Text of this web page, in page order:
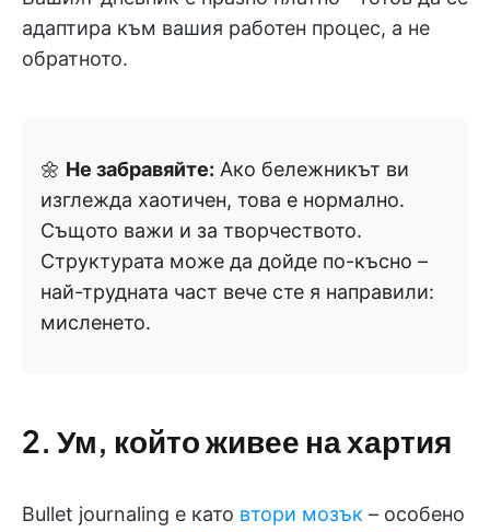
адаптира към вашия работен процес, а не
обратното.
🌼 Не забравяйте: Ако бележникът ви
изглежда хаотичен, това е нормално.
Същото важи и за творчеството.
Структурата може да дойде по-късно –
най-трудната част вече сте я направили:
мисленето.
2. Ум, който живее на хартия
Bullet journaling е като втори мозък – особено